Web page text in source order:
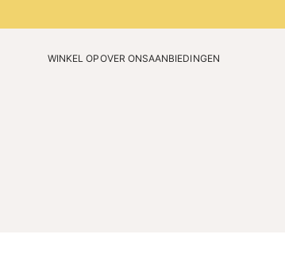
WINKEL OPOVER ONSAANBIEDINGEN